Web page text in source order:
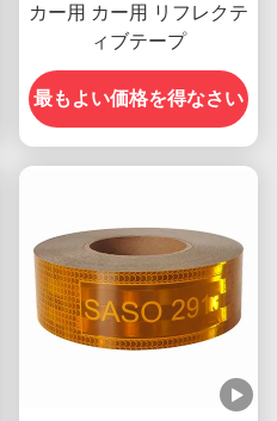
カー用 カー用 リフレクテ
ィブテープ
最もよい価格を得なさい